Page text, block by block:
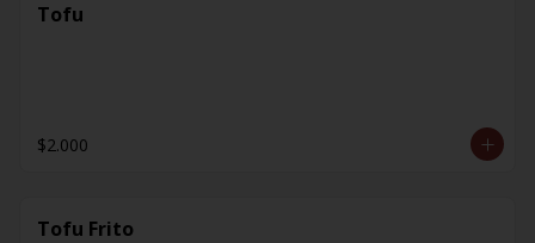
Tofu
$2.000
Tofu Frito